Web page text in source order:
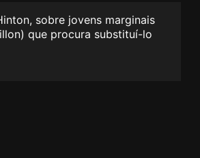
sobre jovens marginais
que procura substituí-lo